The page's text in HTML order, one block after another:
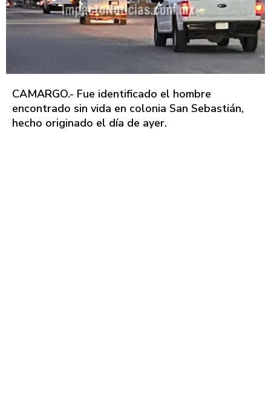
CAMARGO.- Fue identificado el hombre
encontrado sin vida en colonia San Sebastián,
hecho originado el día de ayer.